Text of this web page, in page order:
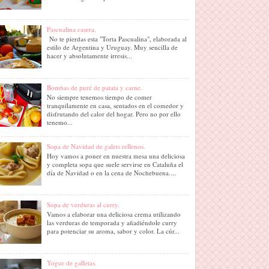
Pascualina casera.
No te pierdas esta "Torta Pascualina", elaborada al
estilo de Argentina y Uruguay. Muy sencilla de
hacer y absolutamente irresis...
Bombas de puré de patata y carne.
No siempre tenemos tiempo de comer
tranquilamente en casa, sentados en el comedor y
disfrutando del calor del hogar. Pero no por ello
tenemo...
Sopa de Navidad de galets rellenos.
Hoy vamos a poner en nuestra mesa una deliciosa
y completa sopa que suele servirse en Cataluña el
día de Navidad o en la cena de Nochebuena....
Sopa de verduras al curry.
Vamos a elaborar una deliciosa crema utilizando
las verduras de temporada y añadiéndole curry
para potenciar su aroma, sabor y color. La cúr...
Yogur de galletas.